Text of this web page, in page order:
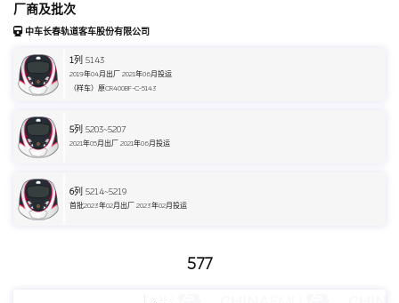
厂商及批次
中车长春轨道客车股份有限公司
1列 5143
2019年04月出厂 2021年06月投运
（样车）原CR400BF-C-5143
5列 5203~5207
2021年05月出厂 2021年06月投运
6列 5214~5219
首批2023年02月出厂 2023年02月投运
577